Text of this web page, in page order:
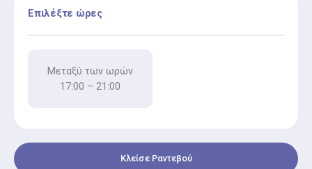
Επιλέξτε ώρες
Μεταξύ των ωρών
17:00 – 21:00
Κλείσε Ραντεβού